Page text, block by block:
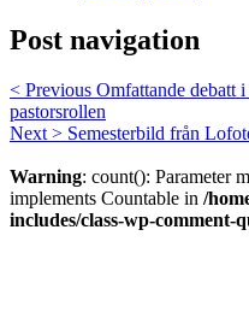
Post navigation
< Previous Omfattande debatt
pastorsrollen
Next > Semesterbild från
Warning: count(): Parameter
implements Countable in /
includes/class-wp-comment-